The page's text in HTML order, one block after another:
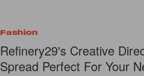
Fashion
Refinery29's Creative
Spread Perfect For Your